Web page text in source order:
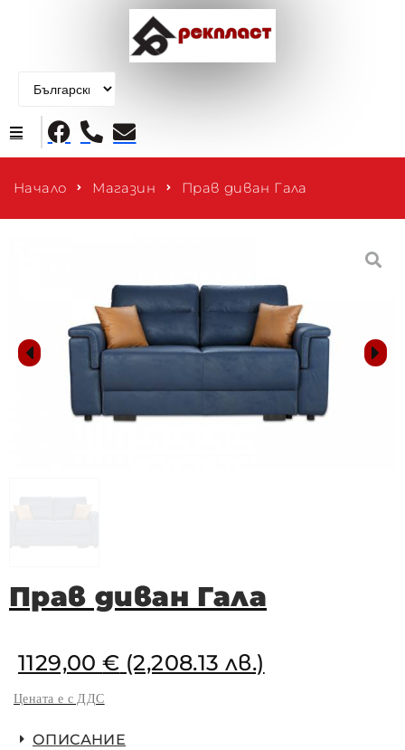
Продукти
Начало Магазин Прав диван Гала
Прав диван Гала
1129,00€ (2,208.13 лв.)
Цената е с ДДС
ОПИСАНИЕ